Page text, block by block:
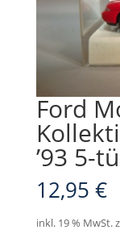
Ford
’93 5-
12,95 €
inkl. 19 % MwSt.